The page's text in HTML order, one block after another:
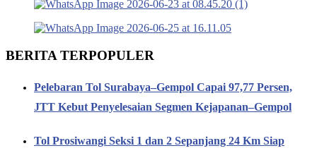
BERITA TERPOPULER
Pelebaran Tol Surabaya–Gempol Capai 97,77 Persen,
JTT Kebut Penyelesaian Segmen Kejapanan–Gempol
Tol Prosiwangi Seksi 1 dan 2 Sepanjang 24 Km Siap